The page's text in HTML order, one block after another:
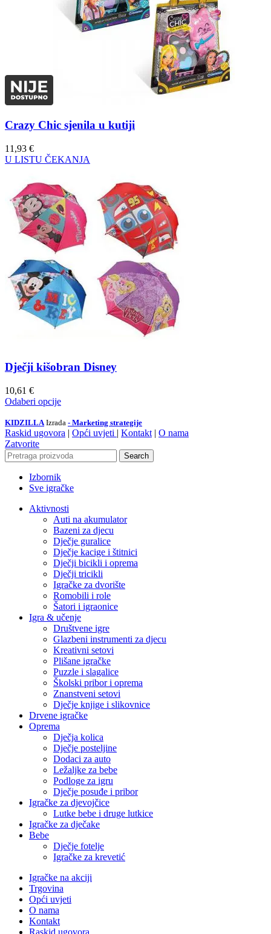
Crazy Chic sjenila u kutiji
11,93 €
U LISTU ČEKANJA
Dječji kišobran Disney
10,61 €
Odaberi opcije
KIDZILLA Izrada - Marketing strategije
Raskid ugovora | Opći uvjeti | Kontakt | O nama
Zatvorite
Search
Izbornik
Sve igračke
Aktivnosti
Auti na akumulator
Bazeni za djecu
Dječje guralice
Dječje kacige i štitnici
Dječji bicikli i oprema
Dječji tricikli
Igračke za dvorište
Romobili i role
Šatori i igraonice
Igra & učenje
Društvene igre
Glazbeni instrumenti za djecu
Kreativni setovi
Plišane igračke
Puzzle i slagalice
Školski pribor i oprema
Znanstveni setovi
Dječje knjige i slikovnice
Drvene igračke
Oprema
Dječja kolica
Dječje posteljine
Dodaci za auto
Ležaljke za bebe
Podloge za igru
Dječje posuđe i pribor
Igračke za djevojčice
Lutke bebe i druge lutkice
Igračke za dječake
Bebe
Dječje fotelje
Igračke za krevetić
Igračke na akciji
Trgovina
Opći uvjeti
O nama
Kontakt
Raskid ugovora